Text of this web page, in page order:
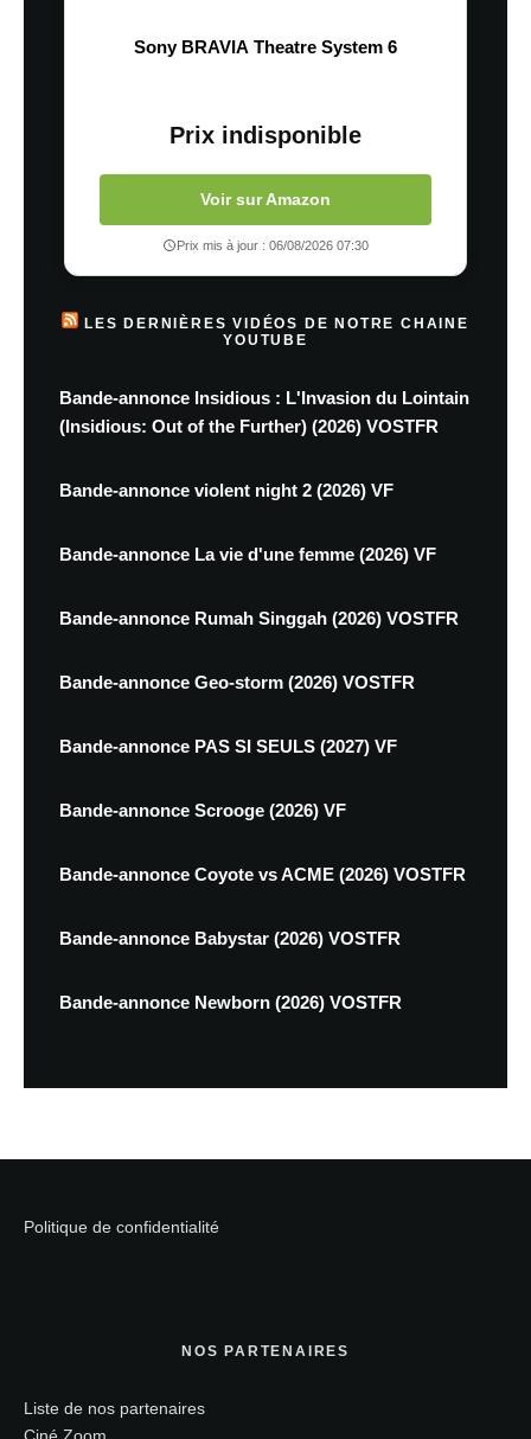
Sony BRAVIA Theatre System 6
Prix indisponible
Voir sur Amazon
Prix mis à jour : 06/08/2026 07:30
LES DERNIÈRES VIDÉOS DE NOTRE CHAINE
YOUTUBE
Bande-annonce Insidious : L'Invasion du Lointain
(Insidious: Out of the Further) (2026) VOSTFR
Bande-annonce violent night 2 (2026) VF
Bande-annonce La vie d'une femme (2026) VF
Bande-annonce Rumah Singgah (2026) VOSTFR
Bande-annonce Geo-storm (2026) VOSTFR
Bande-annonce PAS SI SEULS (2027) VF
Bande-annonce Scrooge (2026) VF
Bande-annonce Coyote vs ACME (2026) VOSTFR
Bande-annonce Babystar (2026) VOSTFR
Bande-annonce Newborn (2026) VOSTFR
Politique de confidentialité
NOS PARTENAIRES
Liste de nos partenaires